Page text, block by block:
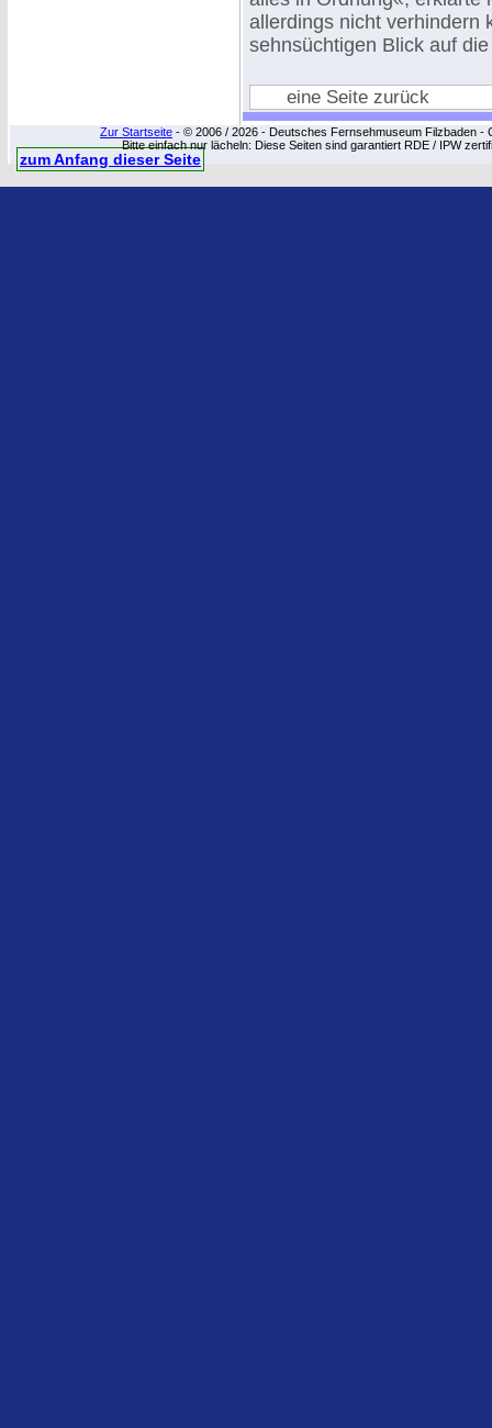
allerdings nicht verhindern
sehnsüchtigen Blick auf
eine Seite zurück
Zur Startseite - © 2006 / 2026 - Deutsches Fernsehmuseum Filzbaden -
Bitte einfach nur lächeln: Diese Seiten sind garantiert RDE / IPW
zum Anfang dieser Seite